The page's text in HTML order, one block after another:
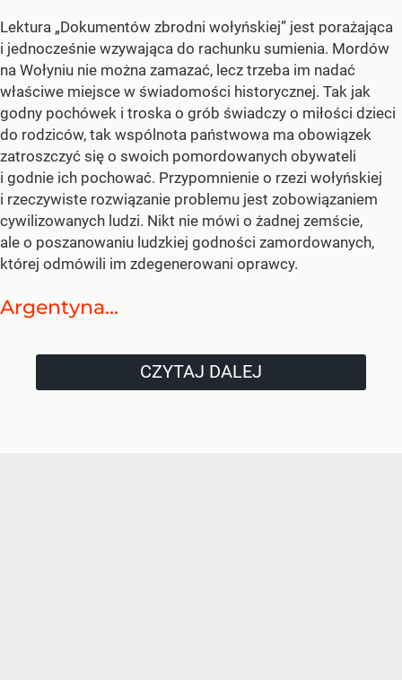
Lektura „Dokumentów zbrodni wołyńskiej” jest porażająca
i jednocześnie wzywająca do rachunku sumienia. Mordów
na Wołyniu nie można zamazać, lecz trzeba im nadać
właściwe miejsce w świadomości historycznej. Tak jak
godny pochówek i troska o grób świadczy o miłości dzieci
do rodziców, tak wspólnota państwowa ma obowiązek
zatroszczyć się o swoich pomordowanych obywateli
i godnie ich pochować. Przypomnienie o rzezi wołyńskiej
i rzeczywiste rozwiązanie problemu jest zobowiązaniem
cywilizowanych ludzi. Nikt nie mówi o żadnej zemście,
ale o poszanowaniu ludzkiej godności zamordowanych,
której odmówili im zdegenerowani oprawcy.
Argentyna...
CZYTAJ DALEJ